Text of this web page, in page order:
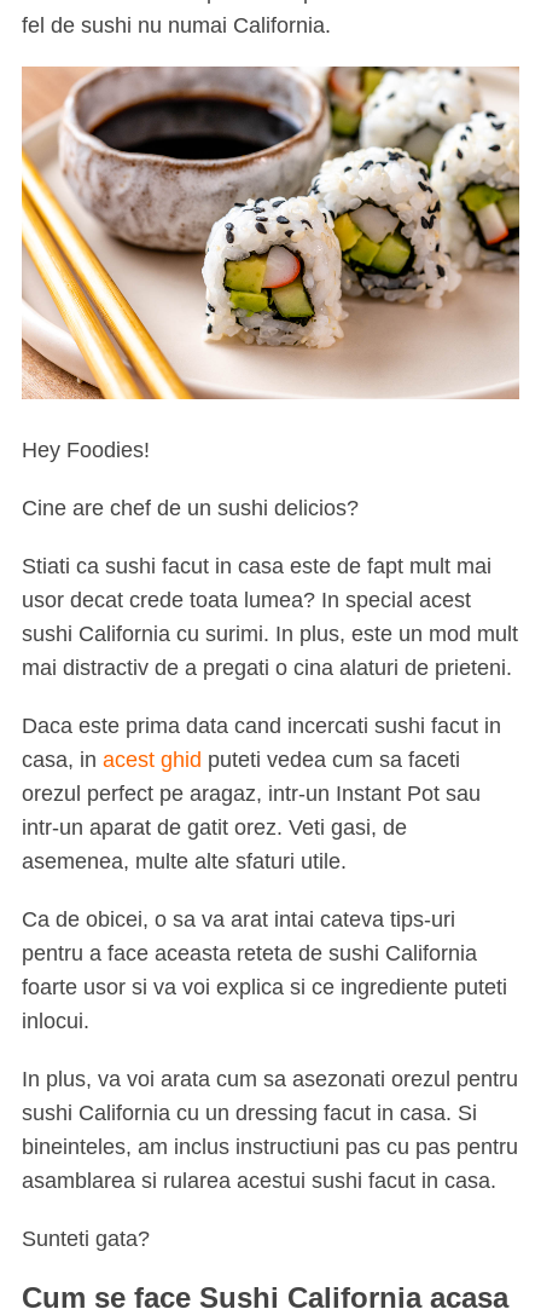
fel de sushi nu numai California.
Hey Foodies!
Cine are chef de un sushi delicios?
Stiati ca sushi facut in casa este de fapt mult mai
usor decat crede toata lumea? In special acest
sushi California cu surimi. In plus, este un mod mult
mai distractiv de a pregati o cina alaturi de prieteni.
Daca este prima data cand incercati sushi facut in
casa, in acest ghid puteti vedea cum sa faceti
orezul perfect pe aragaz, intr-un Instant Pot sau
intr-un aparat de gatit orez. Veti gasi, de
asemenea, multe alte sfaturi utile.
Ca de obicei, o sa va arat intai cateva tips-uri
pentru a face aceasta reteta de sushi California
foarte usor si va voi explica si ce ingrediente puteti
inlocui.
In plus, va voi arata cum sa asezonati orezul pentru
sushi California cu un dressing facut in casa. Si
bineinteles, am inclus instructiuni pas cu pas pentru
asamblarea si rularea acestui sushi facut in casa.
Sunteti gata?
Cum se face Sushi California acasa